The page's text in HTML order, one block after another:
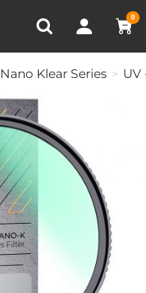
0
RECENT BEKEKEN
Nano Klear Series UV